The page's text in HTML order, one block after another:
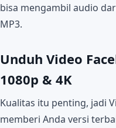
bisa mengambil audio
MP3.
Unduh Video
1080p & 4K
Kualitas itu penting, jadi
memberi Anda versi